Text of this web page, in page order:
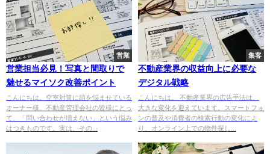
営業
営業担当必見！写真と間取りで
魅せるマイソク改善ポイント
こんにちは。空室対策に頭を悩ませている
オーナー様、不動産管理会社の皆様にとっ
て、「問い合わせが増えない」という悩み
はつきものです。実は、その...
集客
不動産業界の収益向上に必要な
デジタル戦略
こんにちは。 不動産業界の広告手法は、
大きな変化を迎えています。スマートフォ
ンの普及や消費者の検索行動の変化によ
り、オンライン上での物件探し...